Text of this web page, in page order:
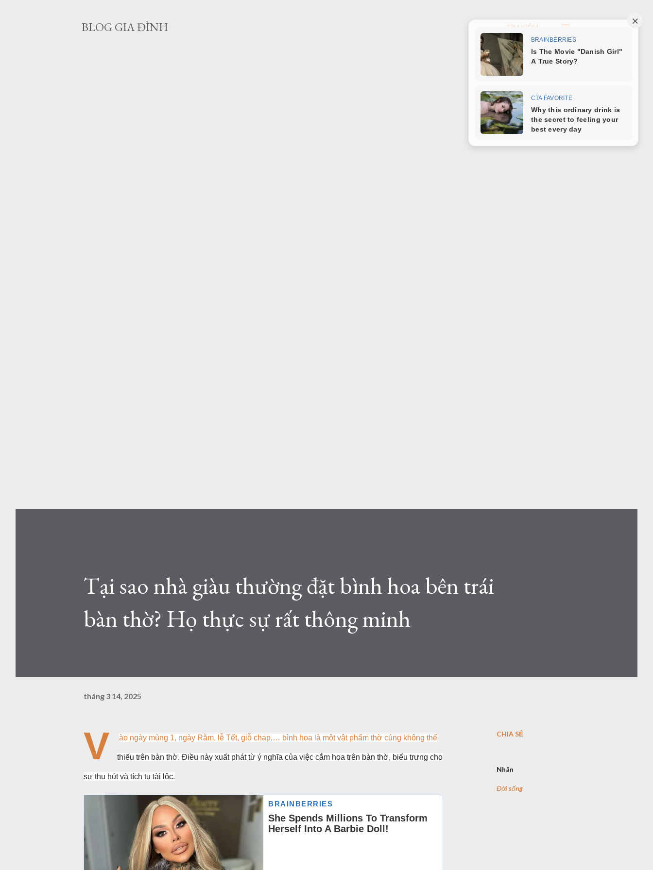
BLOG GIA ĐÌNH TÌM KIẾM
Tại sao nhà giàu thường đặt bình hoa bên trái
bàn thờ? Họ thực sự rất thông minh
tháng 3 14, 2025
V ào ngày mùng 1, ngày Rằm, lễ Tết, giỗ chạp,… bình hoa là một vật phẩm thờ cúng không thể
thiếu trên bàn thờ. Điều này xuất phát từ ý nghĩa của việc cắm hoa trên bàn thờ, biểu trưng cho
sự thu hút và tích tụ tài lộc.
CHIA SẺ
Nhãn
Đời sống